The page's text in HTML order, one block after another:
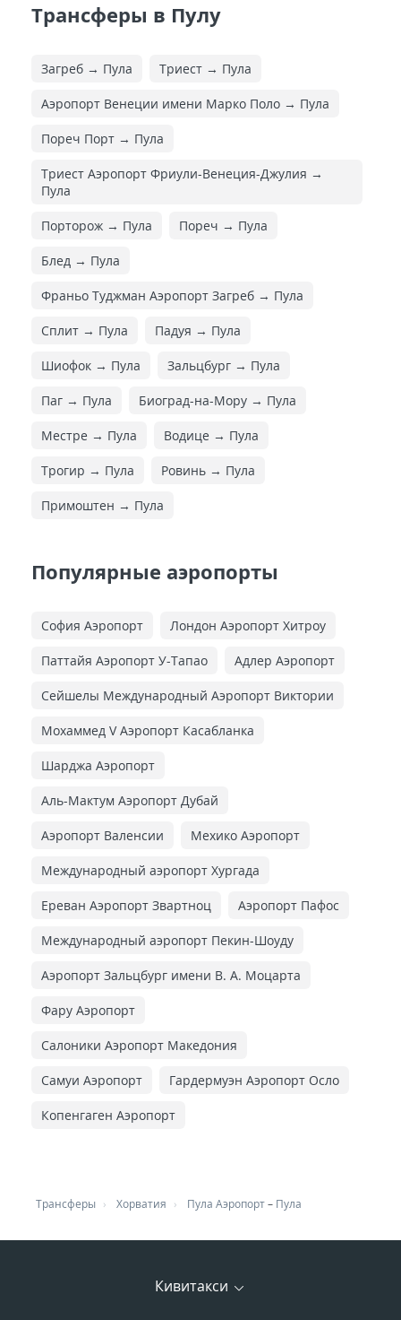
Трансферы в Пулу
Загреб → Пула Триест → Пула
Аэропорт Венеции имени Марко Поло → Пула
Пореч Порт → Пула
Триест Аэропорт Фриули-Венеция-Джулия →
Пула
Порторож → Пула Пореч → Пула
Блед → Пула
Франьо Туджман Аэропорт Загреб → Пула
Сплит → Пула Падуя → Пула
Шиофок → Пула Зальцбург → Пула
Паг → Пула Биоград-на-Мору → Пула
Местре → Пула Водице → Пула
Трогир → Пула Ровинь → Пула
Примоштен → Пула
Популярные аэропорты
София Аэропорт Лондон Аэропорт Хитроу
Паттайя Аэропорт У-Тапао Адлер Аэропорт
Сейшелы Международный Аэропорт Виктории
Мохаммед V Аэропорт Касабланка
Шарджа Аэропорт
Аль-Мактум Аэропорт Дубай
Аэропорт Валенсии Мехико Аэропорт
Международный аэропорт Хургада
Ереван Аэропорт Звартноц Аэропорт Пафос
Международный аэропорт Пекин-Шоуду
Аэропорт Зальцбург имени В. А. Моцарта
Фару Аэропорт
Салоники Аэропорт Македония
Самуи Аэропорт Гардермуэн Аэропорт Осло
Копенгаген Аэропорт
Трансферы Хорватия Пула Аэропорт– Пула
Кивитакси